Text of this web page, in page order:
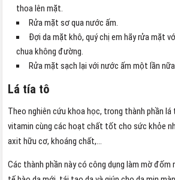
thoa lên mặt.
Rửa mặt sơ qua nước ấm.
Đợi da mặt khô, quý chị em hãy rửa mặt
chua không đường.
Rửa mặt sạch lại với nước ấm một lần
Lá tía tô
Theo nghiên cứu khoa học, trong thành phần
vitamin cùng các hoạt chất tốt cho sức khỏe
axit hữu cơ, khoáng chất,…
Các thành phần này có công dụng làm mờ đốm